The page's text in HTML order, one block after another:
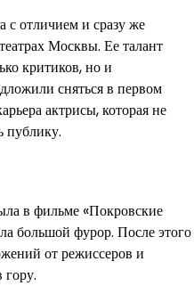
с отличием и сразу же
Москвы. Ее талант
критиков, но и
сняться в первом
актрисы, которая не
публику.
в фильме «Покровские
большой фурор. После этого
от режиссеров и